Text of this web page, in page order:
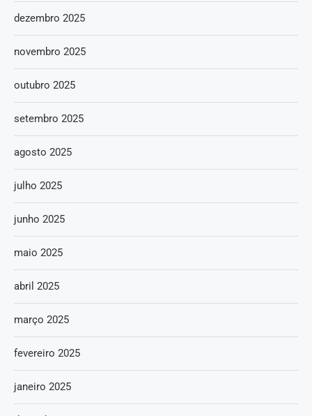
dezembro 2025
novembro 2025
outubro 2025
setembro 2025
agosto 2025
julho 2025
junho 2025
maio 2025
abril 2025
março 2025
fevereiro 2025
janeiro 2025